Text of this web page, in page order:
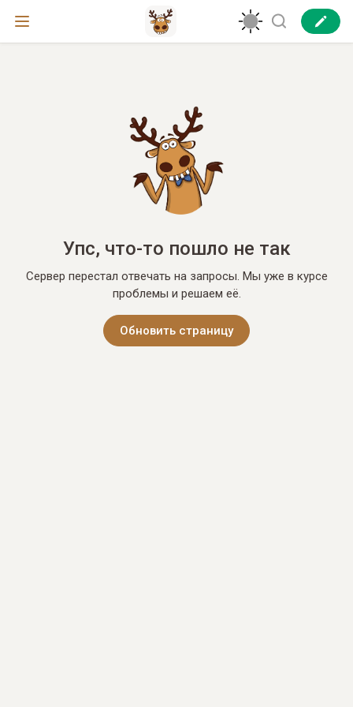
Упс, что-то пошло не так
Сервер перестал отвечать на запросы. Мы уже в курсе
проблемы и решаем её.
Обновить страницу